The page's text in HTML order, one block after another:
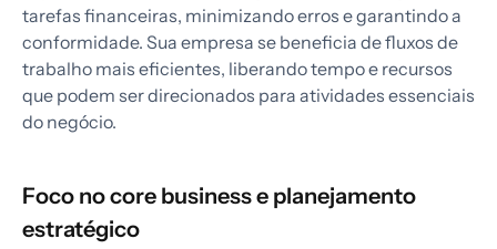
tarefas financeiras, minimizando erros e garantindo a
conformidade. Sua empresa se beneficia de fluxos de
trabalho mais eficientes, liberando tempo e recursos
que podem ser direcionados para atividades essenciais
do negócio.
Foco no core business e planejamento
estratégico